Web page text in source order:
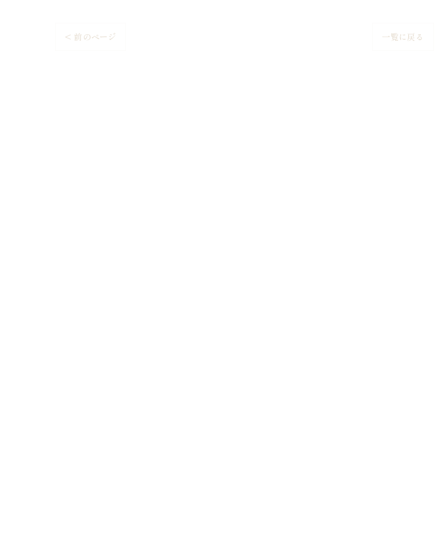
< 前のページ 一覧に戻る